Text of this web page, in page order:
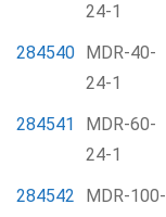
24-1
284540 MDR-40-
24-1
284541
MDR-60-
24-1
284542
MDR-100-